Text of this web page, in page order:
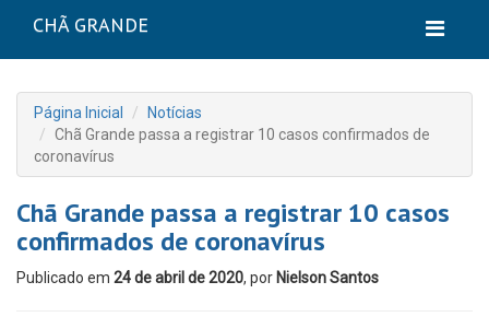
CHÃ GRANDE
Página Inicial
Notícias
Chã Grande passa a registrar 10 casos confirmados de
coronavírus
Chã Grande passa a registrar 10 casos
confirmados de coronavírus
Publicado em 24 de abril de 2020, por Nielson Santos